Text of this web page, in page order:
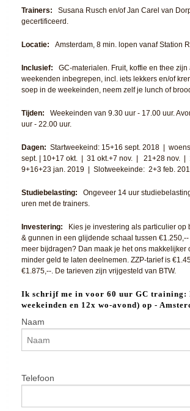
Trainers: Susana Rusch en/of Jan Carel van
gecertificeerd.
Locatie: Amsterdam, 8 min. lopen vanaf Station
Inclusief:
GC-materialen. Fruit, koffie en thee
weekenden inbegrepen, incl. iets lekkers en/of
soep in de weekeinden, neem zelf je lunch of
Tijden:
Weekeinden van 9.30 uur - 17.00 uur.
uur - 22.00 uur.
Dagen: Startweekeind: 15+16 sept. 2018 |
sept. | 10+17 okt. | 31 okt.+7 nov. | 21+28 nov. |
9+16+23 jan. 2019 | Slotweekeinde: 2+3 feb.
Studiebelasting:
Ongeveer 14 uur
uren met de trainers.
Investering:
Kies je investering als particulier op
& gunnen in een glijdende schaal tussen
meer bijdragen? Dan maak je het ons makkelijker
minder geld te laten deelnemen. ZZP-tarief is
€1.875,--. De tarieven zijn vrijgesteld van BTW.
Ik schrijf me in voor 60 uur GC training:
weekeinden en 12x wo-avond) op -
Naam
Telefoon